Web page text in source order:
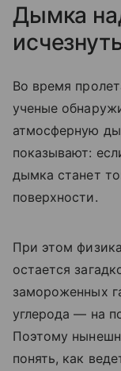
Дымка
Во время
ученые
атмосферную
показывают:
дымка станет
поверхности.
При этом
остается
замороженных
углерода — на
Поэтому
понять, как